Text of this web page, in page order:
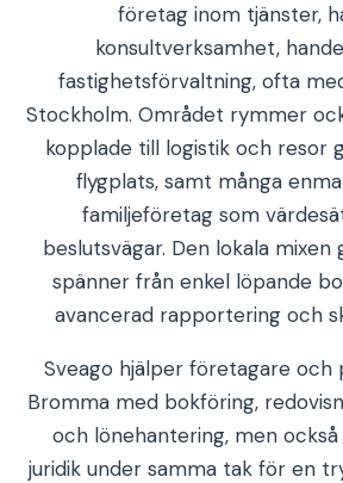
företag inom tjänster,
konsultverksamhet,
fastighetsförvaltning, ofta
Stockholm. Området rymmer
kopplade till logistik och resor
flygplats, samt många
familjeföretag som
beslutsvägar. Den lokala
spänner från enkel löpande
avancerad rapportering och
Sveago hjälper företagare och
Bromma med bokföring,
och lönehantering, men
juridik under samma tak för en